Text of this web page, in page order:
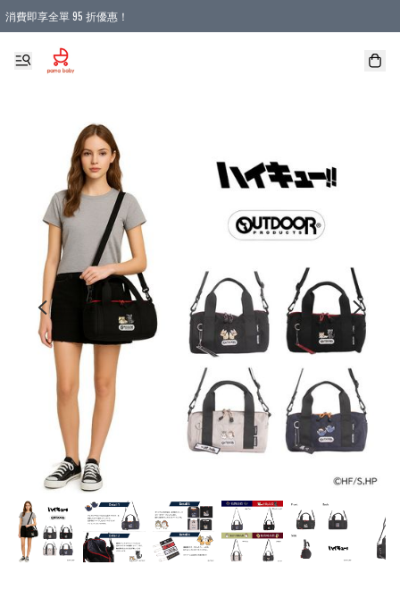
消費即享全單 95 折優惠！
購物滿 HKD 900.00即享免運費優惠！（適用於 本地送貨、本地取貨 )